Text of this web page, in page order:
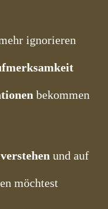
ignorieren
bekommen
und auf
möchtest